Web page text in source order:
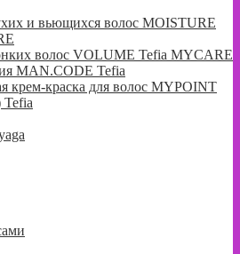
и вьющихся волос MOISTURE
волос VOLUME Tefia MYCARE
MAN.CODE Tefia
крем-краска для волос MYPOINT
Tefia